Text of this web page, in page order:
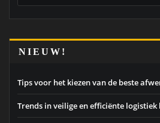
NIEUW!
Tips voor het kiezen van de beste
Trends in veilige en efficiënte logistiek